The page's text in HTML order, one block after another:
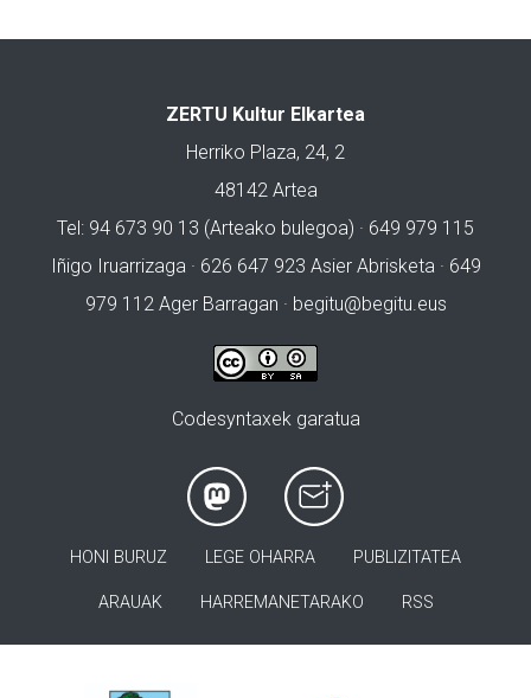
ZERTU Kultur Elkartea
Herriko Plaza, 24, 2
48142 Artea
Tel: 94 673 90 13 (Arteako bulegoa) · 649 979 115
Iñigo Iruarrizaga · 626 647 923 Asier Abrisketa · 649
979 112 Ager Barragan · begitu@begitu.eus
Codesyntaxek garatua
HONI BURUZ LEGE OHARRA PUBLIZITATEA
ARAUAK HARREMANETARAKO RSS